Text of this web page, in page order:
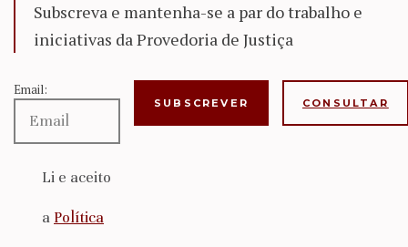
Subscreva e mantenha-se a par do trabalho e
iniciativas da Provedoria de Justiça
Email:
Li e aceito
a Política
CONSULTAR